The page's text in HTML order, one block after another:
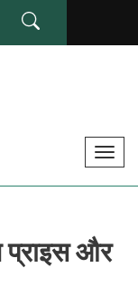
टॉ
सं
प्राइस और